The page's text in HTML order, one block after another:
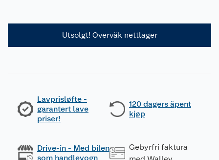
Utsolgt! Overvåk nettlager
Lavprisløfte -
garantert lave
priser!
120 dagers åpent
kjøp
Drive-in - Med bilen
som handlevogn
Gebyrfri faktura